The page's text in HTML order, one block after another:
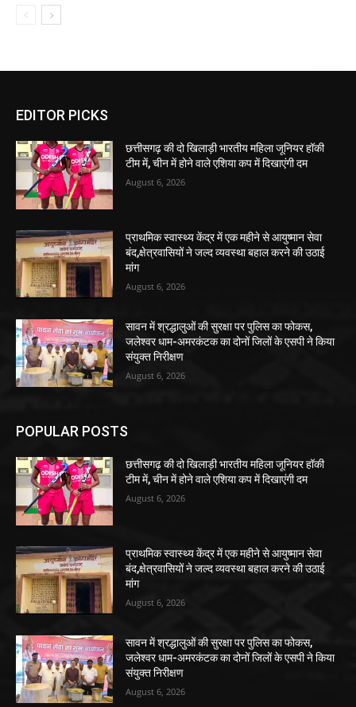
EDITOR PICKS
छत्तीसगढ़ की दो खिलाड़ी भारतीय महिला जूनियर हॉकी
टीम में, चीन में होने वाले एशिया कप में दिखाएंगी दम
August 6, 2026
प्राथमिक स्वास्थ्य केंद्र में एक महीने से आयुष्मान सेवा
बंद,क्षेत्रवासियों ने जल्द व्यवस्था बहाल करने की उठाई
मांग
August 6, 2026
सावन में श्रद्धालुओं की सुरक्षा पर पुलिस का फोकस,
जलेश्वर धाम-अमरकंटक का दोनों जिलों के एसपी ने किया
संयुक्त निरीक्षण
August 6, 2026
POPULAR POSTS
छत्तीसगढ़ की दो खिलाड़ी भारतीय महिला जूनियर हॉकी
टीम में, चीन में होने वाले एशिया कप में दिखाएंगी दम
August 6, 2026
प्राथमिक स्वास्थ्य केंद्र में एक महीने से आयुष्मान सेवा
बंद,क्षेत्रवासियों ने जल्द व्यवस्था बहाल करने की उठाई
मांग
August 6, 2026
सावन में श्रद्धालुओं की सुरक्षा पर पुलिस का फोकस,
जलेश्वर धाम-अमरकंटक का दोनों जिलों के एसपी ने किया
संयुक्त निरीक्षण
August 6, 2026